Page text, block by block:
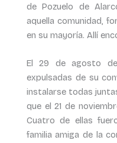
de Pozuelo de
aquella comunidad,
en su mayoría. Allí
El 29 de agosto de
expulsadas de su
instalarse todas
que el 21 de
Cuatro de ellas
familia amiga de la